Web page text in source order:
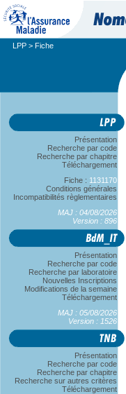
LPP > Fiche
Présentation
Recherche par code
Recherche par chapitre
Téléchargement
Fiche : 1131170
Conditions générales
Incompatibilités règlementaires
MAJ : 04/08/2026
Version : 896
Présentation
Recherche par code
Recherche par laboratoire
Nouvelles Inscriptions
Modifications de la semaine
Téléchargement
MAJ : 05/08/2026
Version : 1526
Présentation
Recherche par code
Recherche par chapitre
Recherche sur autres critères
Téléchargement